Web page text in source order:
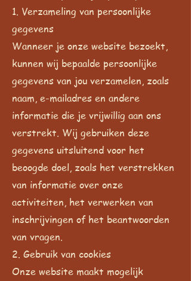
1. Verzameling van persoonlijke
gegevens
Wanneer je onze website bezoekt,
kunnen wij bepaalde persoonlijke
gegevens van jou verzamelen, zoals
naam, e-mailadres en andere
informatie die je vrijwillig aan ons
verstrekt. Wij gebruiken deze
gegevens uitsluitend voor het
beoogde doel, zoals het verstrekken
van informatie over onze
activiteiten, het verwerken van
inschrijvingen of het beantwoorden
van vragen.
2. Gebruik van cookies
Onze website maakt mogelijk